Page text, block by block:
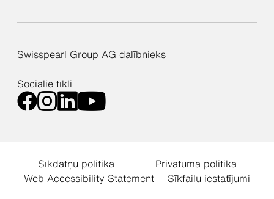
Swisspearl Group AG dalībnieks
Sociālie tīkli
Sīkdatņu politika
Privātuma politika
Web Accessibility Statement
Sīkfailu iestatījumi